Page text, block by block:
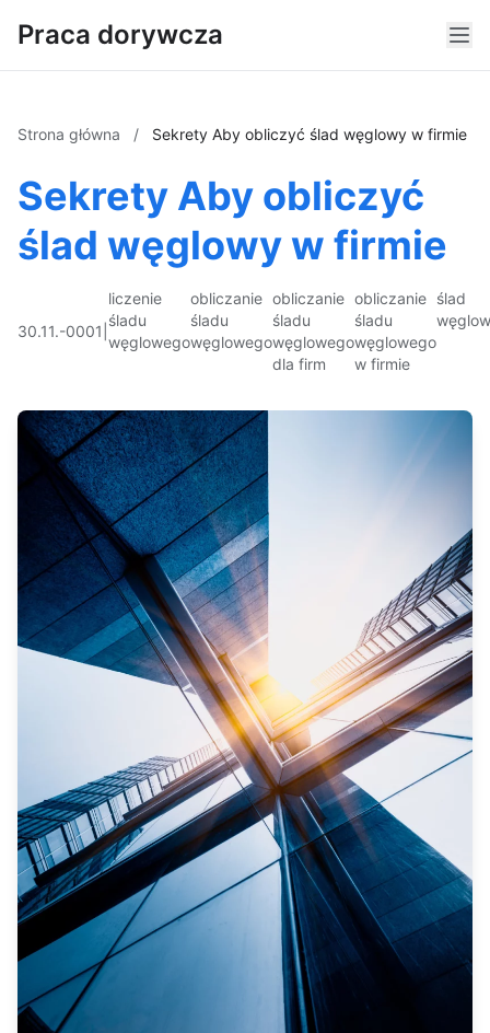
Praca dorywcza
Strona główna / Sekrety Aby obliczyć ślad węglowy w firmie
Sekrety Aby obliczyć
ślad węglowy w firmie
30.11.-0001
liczenie
śladu
węglowego
obliczanie
śladu
węglowego
obliczanie
śladu
węglowego
dla firm
obliczanie
śladu
węglowego
w firmie
ślad